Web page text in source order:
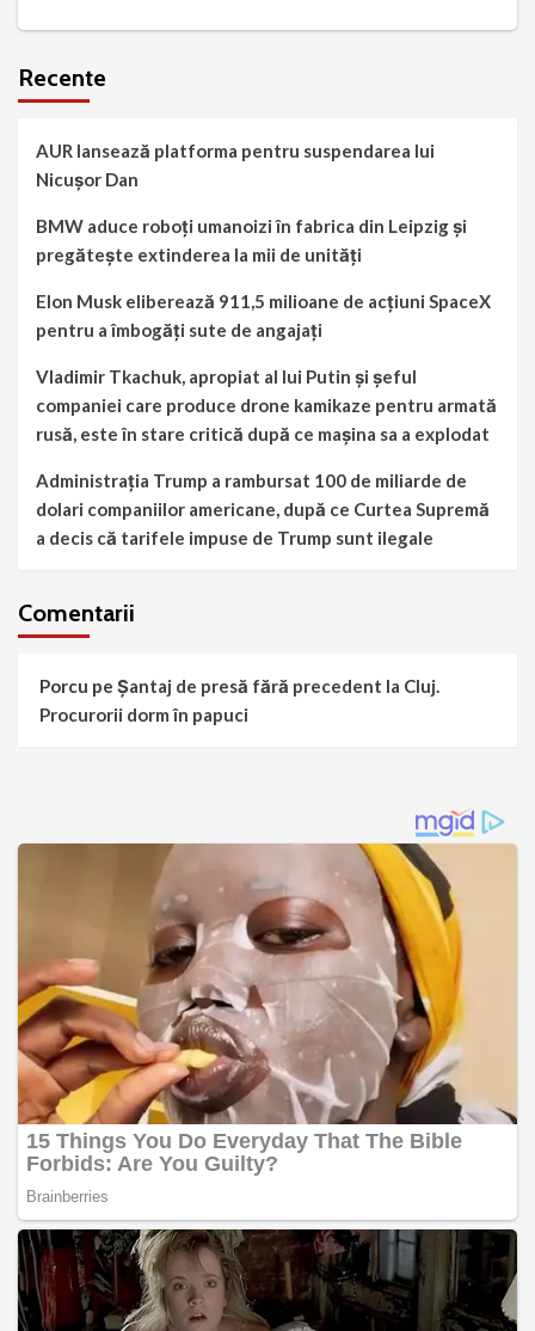
Recente
AUR lansează platforma pentru suspendarea lui
Nicușor Dan
BMW aduce roboți umanoizi în fabrica din Leipzig și
pregătește extinderea la mii de unități
Elon Musk eliberează 911,5 milioane de acțiuni SpaceX
pentru a îmbogăți sute de angajați
Vladimir Tkachuk, apropiat al lui Putin și șeful
companiei care produce drone kamikaze pentru armată
rusă, este în stare critică după ce mașina sa a explodat
Administrația Trump a rambursat 100 de miliarde de
dolari companiilor americane, după ce Curtea Supremă
a decis că tarifele impuse de Trump sunt ilegale
Comentarii
Porcu pe Șantaj de presă fără precedent la Cluj.
Procurorii dorm în papuci